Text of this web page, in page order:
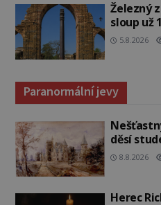
Železný
sloup už
5.8.2026
Paranormální jevy
děsí
8.8.2026
Herec